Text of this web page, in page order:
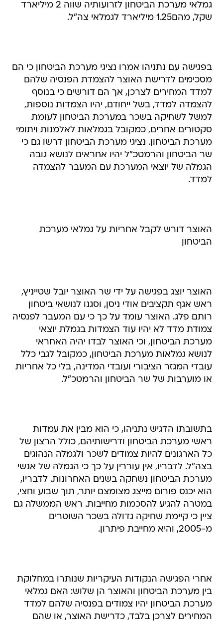
גמלאי מערכת הביטחון לזרועותיה שווה 2 מיליארד
שקל, מהם1.25 מיליארד לגמלאי צה"ל.
בפגישה עם נתניהו אמרו נציגי מערכת הביטחון כי הם
מסכימים לדרישת האוצר להצמדת הפנסיה שלהם
למדד המחירים לצרכן, אך הם דורשים כי בנוסף
להצמדה למדד, בשל ייחודם, יהיו הצמדות נוספות,
למשל לשחיקה בשכר במערכת הביטחון לעומת
סקטורים אחרים, כמקובל בגמלאות לאלמנות ויתומי
מערכת הביטחון. נציגי מערכת הביטחון דרשו גם כי
שר הביטחון והרמטכ"ל יהיו אחראים לנושא גובה
הגמלה של יוצאי המערכת עם המעבר להצמדה
למדד.
האוצר דורש לקבל אחריות על גמלאי מערכת
הביטחון
האוצר יוצג בפגישה על ידי שר האוצר יובל שטייניץ,
ראש אגף תקציבים אודי ניסן, וסגנו לנושאי ביטחון
רותם פלג. האוצר עומד על כך כי עם המעבר לפנסיה
צמודת מדד לא יהיו עוד הצמדות בגמלת יוצאי
מערכת הביטחון, וכי האוצר לבדו יהיה האחראי
לנושא גמלאות מערכת הביטחון, כמקובל לגבי כלל
עובדי המגזר הציבורי ועובדי המדינה, בלי כל אחריות
או מוערבות של שר הביטחון והרמטכ"ל.
בתשובתו הדגיש נתניהו, כי הוא מבין את עמדות
ראשי מערכת הביטחון ודרישותיהם, כולל הרצון של
כל הארגונים להיות צמודים לשכר ולגמלה הנהוגים
בצה"ל. לדבריו, אין עוררין על כך כי הגמלה של אנשי
מערכת הביטחון נשחקה בשנים האחרונות. לדבריו,
הוא יכנס פורום מייצג מצומצם יותר, תוך שבוע וחצי,
במטרה להגיע להסכמות מחייבות. ראש הממשלה גם
ציין כי קיימת שחיקה גדולה בשכר השוטרים
מ-2005, והיא מחייבת פיתרון.
אחרי הפגישה הנקודות העיקריות שנותרו במחלוקת
בין מערכת הביטחון והאוצר הן שלוש: האם גמלאי
מערכת הביטחון יהיו צמודים בפנסיה שלהם למדד
המחירים לצרכן בלבד, כדרישת האוצר, או שהם